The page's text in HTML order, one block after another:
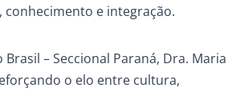
e integração.
– Seccional Paraná, Dra. Maria
o elo entre cultura,